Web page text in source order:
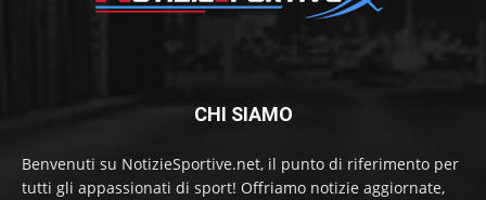
CHI SIAMO
Benvenuti su NotizieSportive.net, il punto di riferimento per
tutti gli appassionati di sport! Offriamo notizie aggiornate,